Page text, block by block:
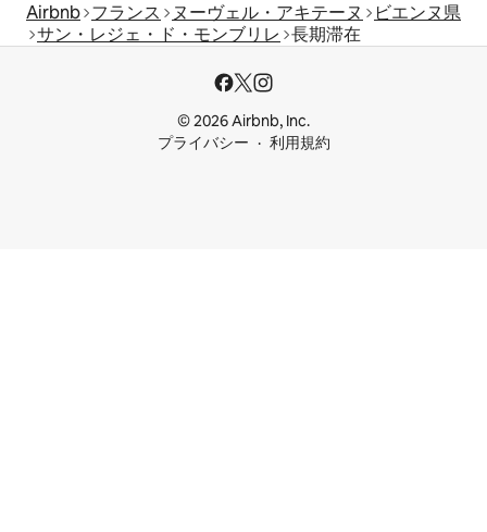
Airbnb フランス ヌーヴェル・アキテーヌ
ビエンヌ県
サン・レジェ・ド・モンブリレ 長期滞在
© 2026 Airbnb, Inc.
プライバシー
利用規約